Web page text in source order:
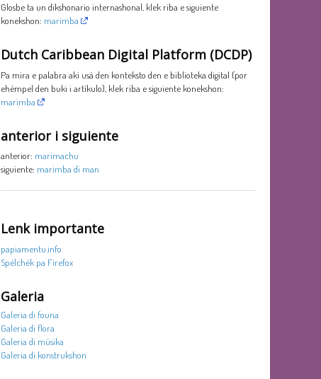
Glosbe ta un dikshonario internashonal, klek riba e siguiente
konekshon: marimba
Dutch Caribbean Digital Platform (DCDP)
Pa mira e palabra aki usá den konteksto den e biblioteka digital (por
ehèmpel den buki i artíkulo), klek riba e siguiente konekshon:
marimba
anterior i siguiente
anterior: marimachu
siguiente: marimba di man
Lenk importante
papiamentu.info
Spèlchèk pa Firefox
Galeria
Galeria di founa
Galeria di flora
Galeria di músika
Galeria di konstrukshon